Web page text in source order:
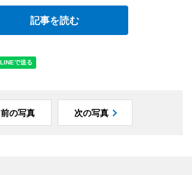
記事を読む
前の写真 次の写真